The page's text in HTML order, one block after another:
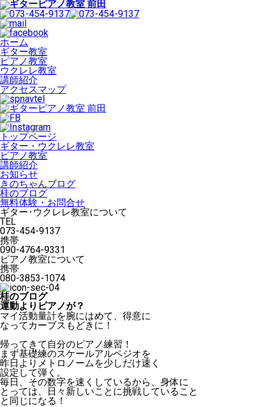
ホーム
ギター教室
ピアノ教室
ウクレレ教室
講師紹介
アクセスマップ
トップページ
ギター・ウクレレ教室
ピアノ教室
講師紹介
お知らせ
きのちゃんブログ
桂のブログ
無料体験・お問合せ
ギター･ウクレレ教室について
TEL
073-454-9137
携帯
090-4764-9331
ピアノ教室について
携帯
080-3853-1074
桂のブログ
運動よりピアノが？
マイ活動量計を腕にはめて、得意に
なってカーブスもどきに！
帰ってきて自分のピアノ練習！
まず基礎練のスケールアルペジオを
昨日よりメトロノームを少しだけ速く
設定して弾く。
毎日、その数字を速くしているから、身体に
とっては、日々新しいことに挑戦していること
と同じになる！